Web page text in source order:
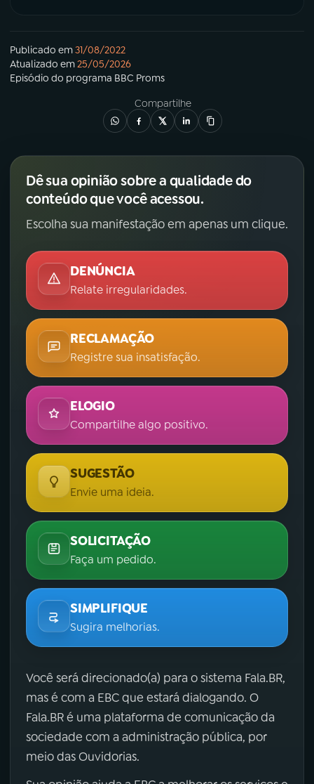
Publicado em31/08/2022
Atualizado em25/05/2026
Episódio do programa BBC Proms
Compartilhe
Dê sua opinião sobre a qualidade do
conteúdo que você acessou.
Escolha sua manifestação em apenas um clique.
DENÚNCIA
Relate irregularidades.
RECLAMAÇÃO
Registre sua insatisfação.
ELOGIO
Compartilhe algo positivo.
SUGESTÃO
Envie uma ideia.
SOLICITAÇÃO
Faça um pedido.
SIMPLIFIQUE
Sugira melhorias.
Você será direcionado(a) para o sistema Fala.BR,
mas é com a EBC que estará dialogando. O
Fala.BR é uma plataforma de comunicação da
sociedade com a administração pública, por
meio das Ouvidorias.